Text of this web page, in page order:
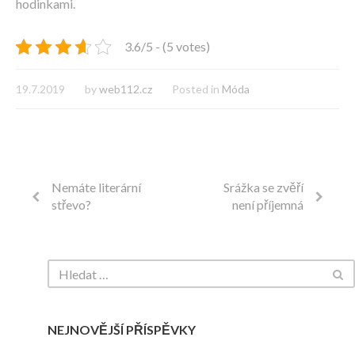
hodinkami.
3.6/5 - (5 votes)
19.7.2019 byweb112.cz Posted in Móda
Nemáte literární
střevo?
Srážka se zvěří
není příjemná
NEJNOVĚJŠÍ PŘÍSPĚVKY